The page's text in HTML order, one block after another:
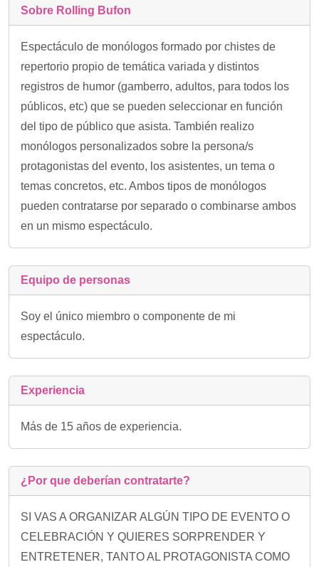
Sobre Rolling Bufon
Espectáculo de monólogos formado por chistes de
repertorio propio de temática variada y distintos
registros de humor (gamberro, adultos, para todos los
públicos, etc) que se pueden seleccionar en función
del tipo de público que asista. También realizo
monólogos personalizados sobre la persona/s
protagonistas del evento, los asistentes, un tema o
temas concretos, etc. Ambos tipos de monólogos
pueden contratarse por separado o combinarse ambos
en un mismo espectáculo.
Equipo de personas
Soy el único miembro o componente de mi
espectáculo.
Experiencia
Más de 15 años de experiencia.
¿Por que deberían contratarte?
SI VAS A ORGANIZAR ALGÚN TIPO DE EVENTO O
CELEBRACIÓN Y QUIERES SORPRENDER Y
ENTRETENER, TANTO AL PROTAGONISTA COMO